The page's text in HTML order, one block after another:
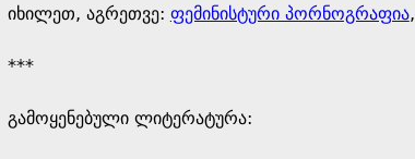
იხილეთ, აგრეთვე: ფემინისტური პორნოგრაფია,
***
გამოყენებული ლიტერატურა: